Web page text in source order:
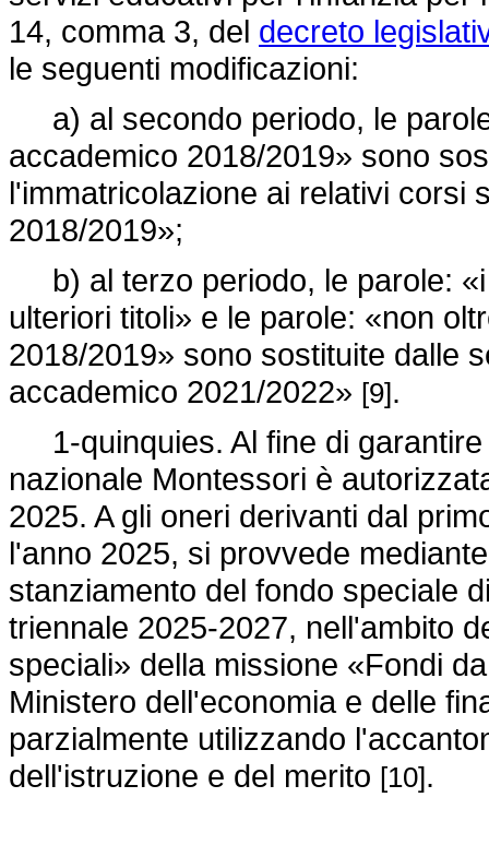
14, comma 3, del decreto
le seguenti modificazioni:
a) al secondo periodo, le
accademico 2018/2019» sono
l'immatricolazione ai relativi corsi
2018/2019»;
b) al terzo periodo, le parole: «i
ulteriori titoli» e le parole: «non
2018/2019» sono sostituite dalle
accademico 2021/2022» [9].
1-quinquies. Al fine di garantire
nazionale Montessori è
2025. A gli oneri derivanti dal
l'anno 2025, si provvede
stanziamento del fondo speciale
triennale 2025-2027, nell'ambito
speciali» della missione «Fondi
Ministero dell'economia e delle
parzialmente utilizzando
dell'istruzione e del merito [10].